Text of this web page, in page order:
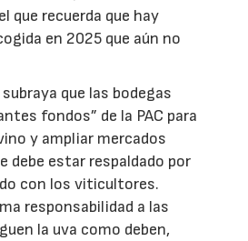
que recuerda que hay
en 2025 que aún no
que las bodegas
fondos” de la PAC para
y ampliar mercados
debe estar respaldado por
con los viticultores.
responsabilidad a las
la uva como deben,